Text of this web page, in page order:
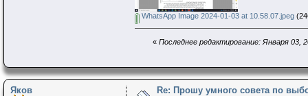
WhatsApp Image 2024-01-03 at 10.58.07.jpeg
« Последнее редактирование: Января 03,
Яков Re: Прошу умного совета по